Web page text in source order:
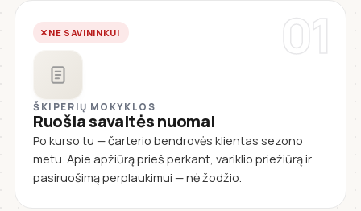
01
NE SAVININKUI
ŠKIPERIŲ MOKYKLOS
Ruošia savaitės nuomai
Po kurso tu — čarterio bendrovės klientas sezono
metu. Apie apžiūrą prieš perkant, variklio priežiūrą ir
pasiruošimą perplaukimui — nė žodžio.